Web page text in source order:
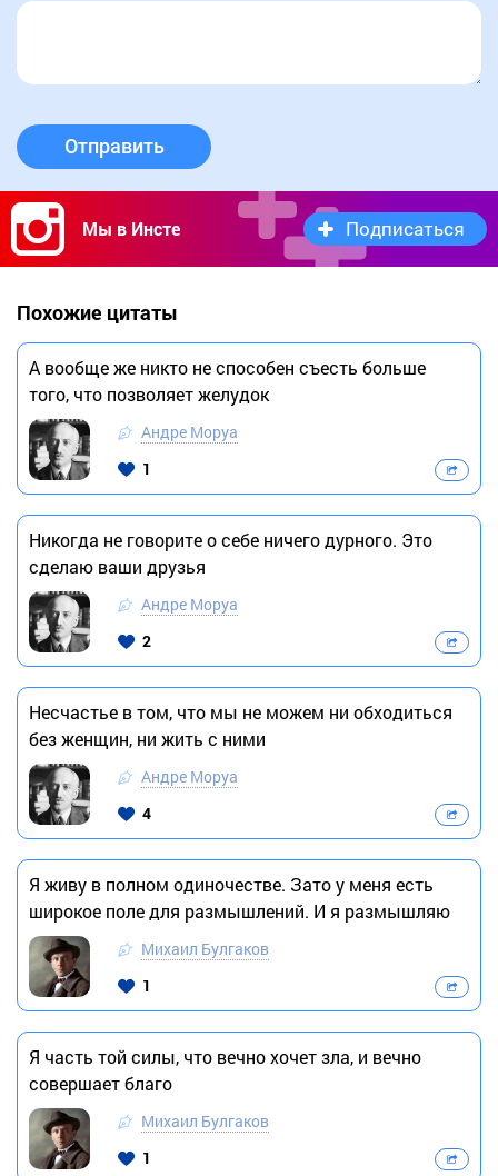
Отправить
Мы в Инсте Подписаться
Похожие цитаты
А вообще же никто не способен съесть больше
того, что позволяет желудок
Андре Моруа
1
Никогда не говорите о себе ничего дурного. Это
сделаю ваши друзья
Андре Моруа
2
Несчастье в том, что мы не можем ни обходиться
без женщин, ни жить с ними
Андре Моруа
4
Я живу в полном одиночестве. Зато у меня есть
широкое поле для размышлений. И я размышляю
Михаил Булгаков
1
Я часть той силы, что вечно хочет зла, и вечно
совершает благо
Михаил Булгаков
1